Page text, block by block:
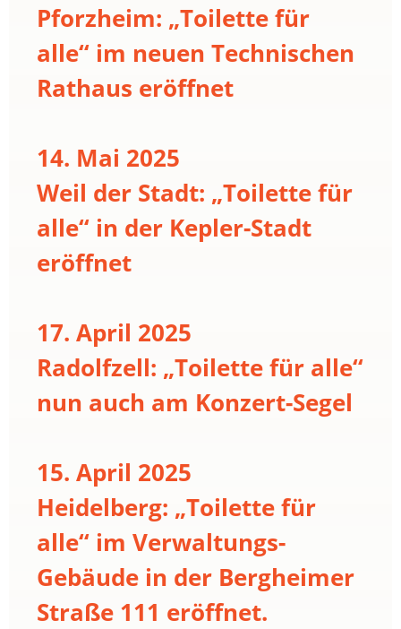
Pforzheim: „Toilette für
alle“ im neuen Technischen
Rathaus eröffnet
14. Mai 2025
Weil der Stadt: „Toilette für
alle“ in der Kepler-Stadt
eröffnet
17. April 2025
Radolfzell: „Toilette für alle“
nun auch am Konzert-Segel
15. April 2025
Heidelberg: „Toilette für
alle“ im Verwaltungs-
Gebäude in der Bergheimer
Straße 111 eröffnet.